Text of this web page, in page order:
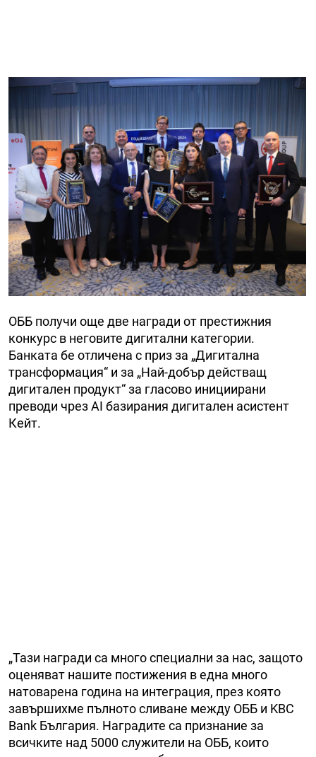
ОББ получи още две награди от престижния
конкурс в неговите дигитални категории.
Банката бе отличена с приз за „Дигитална
трансформация“ и за „Най-добър действащ
дигитален продукт“ за гласово инициирани
преводи чрез AI базирания дигитален асистент
Кейт.
„Тази награди са много специални за нас, защото
оценяват нашите постижения в една много
натоварена година на интеграция, през която
завършихме пълното сливане между ОББ и KBC
Bank България. Наградите са признание за
всичките над 5000 служители на ОББ, които